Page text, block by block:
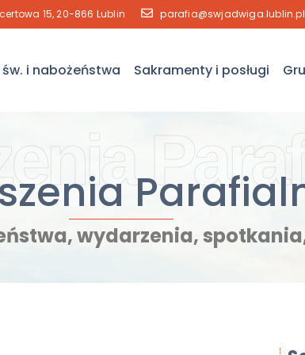
15, 20-866 Lublin parafia@swjadwiga.lublin.pl
św. i nabożeństwa Sakramenty i posługi
wydarzenia,